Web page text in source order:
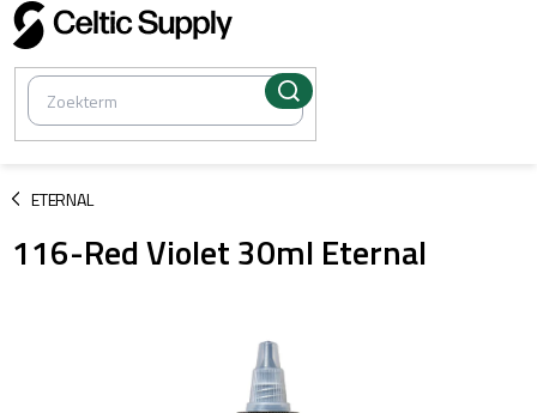
Overslaan
naar
inhoud
ETERNAL
/
116-Red Violet 30ml Eternal